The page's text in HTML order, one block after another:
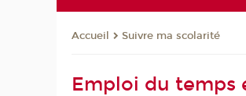
Accueil Suivre ma scolarité
Emploi du temps